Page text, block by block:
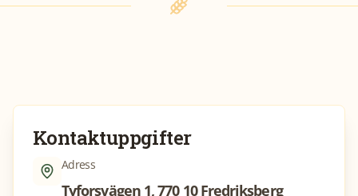
Kontaktuppgifter
Adress
Tyforsvägen 1, 770 10 Fredriksberg